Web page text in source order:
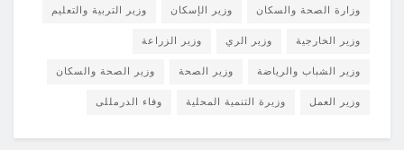
وزارة الصحة والسكان وزير الإسكان وزير التربية والتعليم
وزير الخارجية وزير الري وزير الزراعة
وزير الشباب والرياضة وزير الصحة وزير الصحة والسكان
وزير العمل وزيرة التنمية المحلية وفاء الدرمللى